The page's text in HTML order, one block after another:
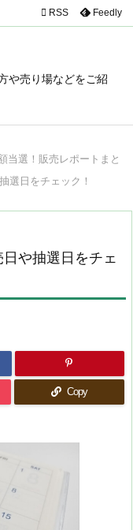
や売り場などをご紹

サイド
前へ
検索
 RSS Feedly
当選！販売レポートまと
選日をチェック！
や抽選日をチェ
Copy